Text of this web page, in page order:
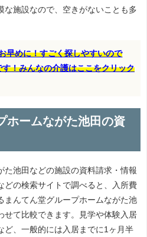
な施設なので、空きがないことも多
早めに！すごく探しやすいので
！みんなの介護はここをクリック
ホームながた池田の資
た池田などの施設の資料請求・情報
どの検索サイトで調べると、入所費
まんてん堂グループホームながた池
せて比較できます。見学や体験入居
ど、一般的には入居までに1ヶ月半